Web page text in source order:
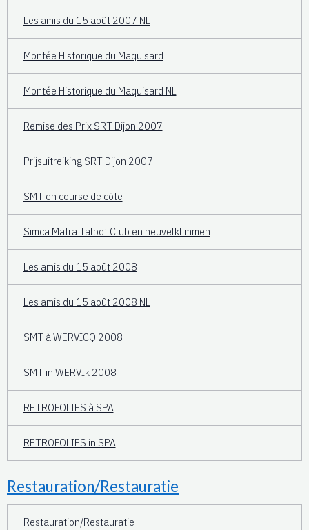
Les amis du 15 août 2007 NL
Montée Historique du Maquisard
Montée Historique du Maquisard NL
Remise des Prix SRT Dijon 2007
Prijsuitreiking SRT Dijon 2007
SMT en course de côte
Simca Matra Talbot Club en heuvelklimmen
Les amis du 15 août 2008
Les amis du 15 août 2008 NL
SMT à WERVICQ 2008
SMT in WERVIk 2008
RETROFOLIES à SPA
RETROFOLIES in SPA
Restauration/Restauratie
Restauration/Restauratie